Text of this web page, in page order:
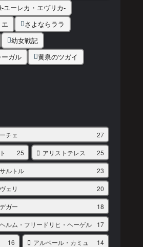
ユーレカ・エヴリカ-
さよならララ
幼女戦記
ガル
黄泉のツガイ
チェ 27
25 アリストテレス 25
ルトル 23
ェリ 20
ガー 18
ルム・フリードリヒ・ヘーゲル 17
16 アルベール・カミュ 14